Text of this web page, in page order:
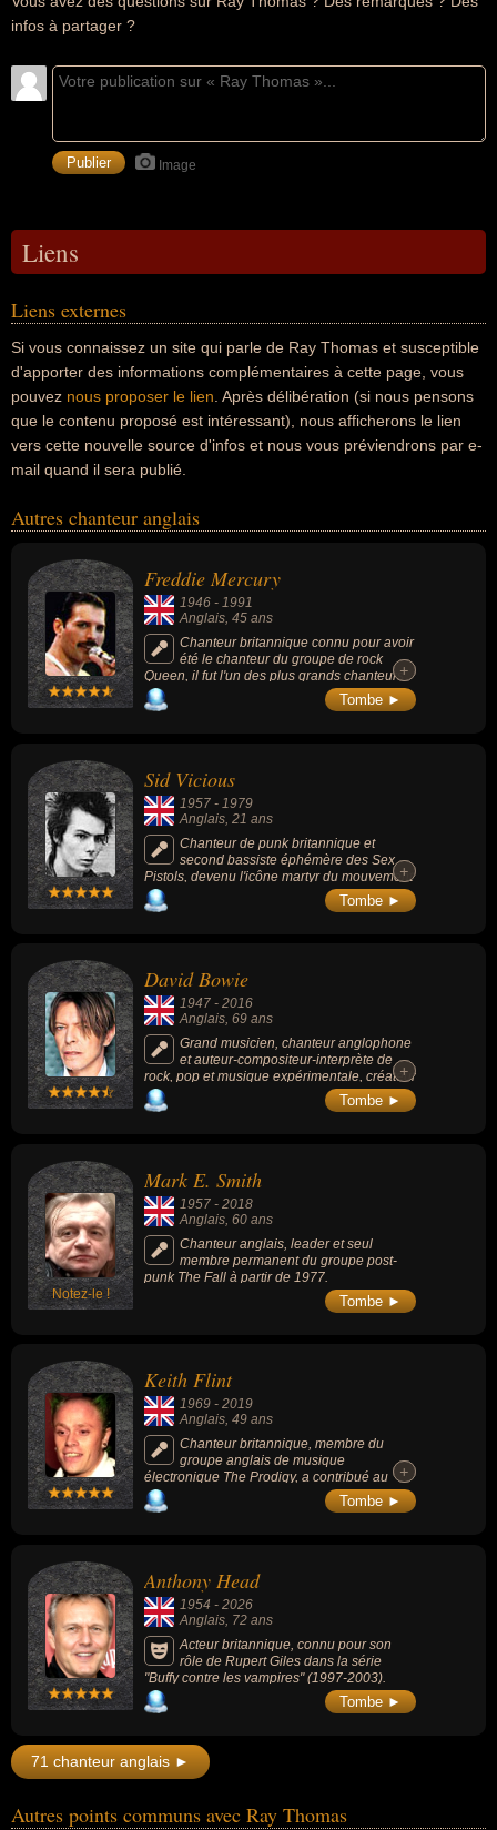
infos à partager ?
Image
Liens
Liens externes
Si vous connaissez un site qui parle de Ray Thomas et susceptible
d'apporter des informations complémentaires à cette page, vous
pouvez nous proposer le lien . Après délibération (si nous pensons
que le contenu proposé est intéressant), nous afficherons le lien
vers cette nouvelle source d'infos et nous vous préviendrons par e-
mail quand il sera publié.
Autres chanteur anglais
Freddie Mercury
1946 - 1991
Anglais, 45 ans
Chanteur britannique connu pour avoir
été le chanteur du groupe de rock
Queen, il fut l'un des plus grands chanteurs
du XXe siècle et l'un des plus populaires
grâce aux chansons qu'il compose avec
Crazy Little Thing Called Love ». Le
magazine américain Rolling Stone le classe
dans la liste des « plus grands chanteurs de
tous les temps ».
+
+
Tombe ►
Sid Vicious
1957 - 1979
Anglais , 21 ans
Chanteur de punk britannique et
second bassiste éphémère des Sex
Pistols, devenu l'icône martyr du mouvement
punk en mourant d'une overdose d'héroïne.
+
+
Tombe ►
David Bowie
1947 - 2016
Anglais, 69 ans
Grand musicien, chanteur anglophone
et auteur-compositeur-interprète de
rock, pop et musique expérimentale, créateur
du personnage Ziggy Stardust, + de 140
millions d'albums vendus dans le monde à
23 des "Meilleurs Chanteurs de tous les
temps" du journal Rolling Stone en 2004.
+
+
Tombe ►
Notez-le !
Mark E. Smith
1957 - 2018
Anglais , 60 ans
Chanteur anglais, leader et seul
membre permanent du groupe post-
punk The Fall à partir de 1977.
Tombe ►
Keith Flint
1969 - 2019
Anglais, 49 ans
Chanteur britannique, membre du
groupe anglais de musique
électronique The Prodigy, a contribué au
succès de l’électro britannique à la fin des
années 1990.
+
+
Tombe ►
Anthony Head
1954 - 2026
Anglais , 72 ans
Acteur britannique, connu pour son
rôle de Rupert Giles dans la série
"Buffy contre les vampires" (1997-2003).
Tombe ►
71 chanteur anglais ►
Autres points communs avec Ray Thomas